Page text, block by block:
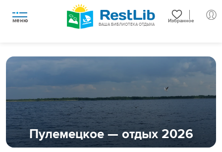
меню Избранное
ВАША БИБЛИОТЕКА ОТДЫХА
Пулемецкое — отдых 2026